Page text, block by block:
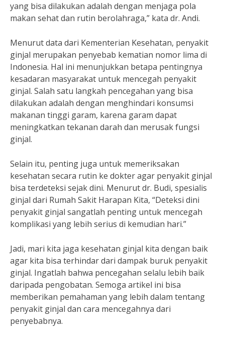
yang bisa dilakukan adalah dengan menjaga pola
makan sehat dan rutin berolahraga,” kata dr. Andi.
Menurut data dari Kementerian Kesehatan, penyakit
ginjal merupakan penyebab kematian nomor lima di
Indonesia. Hal ini menunjukkan betapa pentingnya
kesadaran masyarakat untuk mencegah penyakit
ginjal. Salah satu langkah pencegahan yang bisa
dilakukan adalah dengan menghindari konsumsi
makanan tinggi garam, karena garam dapat
meningkatkan tekanan darah dan merusak fungsi
ginjal.
Selain itu, penting juga untuk memeriksakan
kesehatan secara rutin ke dokter agar penyakit ginjal
bisa terdeteksi sejak dini. Menurut dr. Budi, spesialis
ginjal dari Rumah Sakit Harapan Kita, “Deteksi dini
penyakit ginjal sangatlah penting untuk mencegah
komplikasi yang lebih serius di kemudian hari.”
Jadi, mari kita jaga kesehatan ginjal kita dengan baik
agar kita bisa terhindar dari dampak buruk penyakit
ginjal. Ingatlah bahwa pencegahan selalu lebih baik
daripada pengobatan. Semoga artikel ini bisa
memberikan pemahaman yang lebih dalam tentang
penyakit ginjal dan cara mencegahnya dari
penyebabnya.